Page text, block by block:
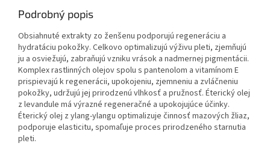
Podrobný popis
Obsiahnuté extrakty zo ženšenu podporujú regeneráciu a
hydratáciu pokožky. Celkovo optimalizujú výživu pleti, zjemňujú
ju a osviežujú, zabraňujú vzniku vrások a nadmernej pigmentácii.
Komplex rastlinných olejov spolu s pantenolom a vitamínom E
prispievajú k regenerácii, upokojeniu, zjemneniu a zvláčneniu
pokožky, udržujú jej prirodzenú vlhkosť a pružnosť. Éterický olej
z levandule má výrazné regeneračné a upokojujúce účinky.
Éterický olej z ylang-ylangu optimalizuje činnosť mazových žliaz,
podporuje elasticitu, spomaľuje proces prirodzeného starnutia
pleti.